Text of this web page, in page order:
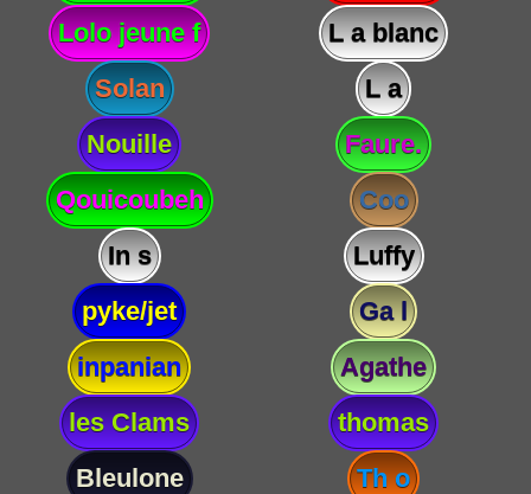
Lolo jeune f
L a blanc
Solan
L a
Nouille
Faure.
Qouicoubeh
Coo
In s
Luffy
pyke/jet
Ga l
inpanian
Agathe
les Clams
thomas
Bleulone
Th o